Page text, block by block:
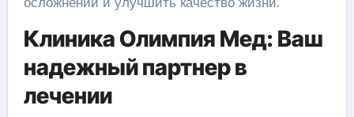
Клиника Олимпия Мед: Ваш
надежный партнер в
лечении